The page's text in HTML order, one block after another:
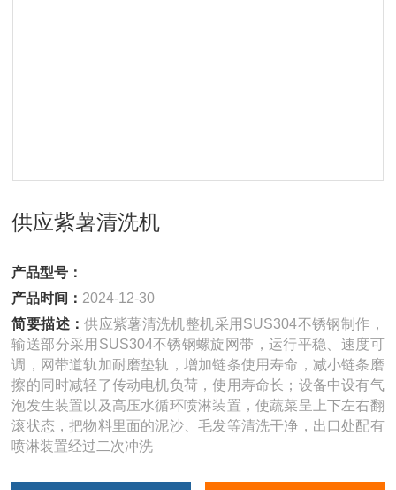
供应紫薯清洗机
产品型号：
产品时间： 2024-12-30
简要描述：供应紫薯清洗机整机采用SUS304不锈钢制作，
输送部分采用SUS304不锈钢螺旋网带，运行平稳、速度可
调，网带道轨加耐磨垫轨，增加链条使用寿命，减小链条磨
擦的同时减轻了传动电机负荷，使用寿命长；设备中设有气
泡发生装置以及高压水循环喷淋装置，使蔬菜呈上下左右翻
滚状态，把物料里面的泥沙、毛发等清洗干净，出口处配有
喷淋装置经过二次冲洗